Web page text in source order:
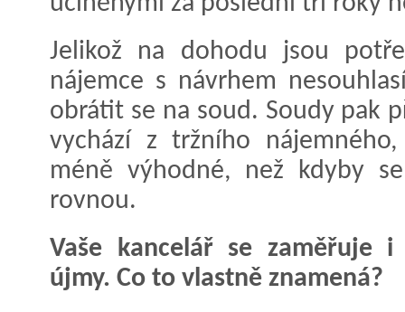
Jelikož na dohodu jsou
nájemce s návrhem
obrátit se na soud. Soudy pak
vychází z tržního
méně výhodné, než kdyby
rovnou.
Vaše kancelář se zaměřuje
újmy. Co to vlastně znamená?